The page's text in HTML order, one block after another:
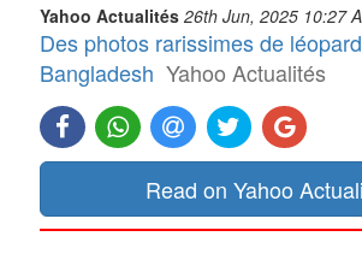
Yahoo Actualités 26th Jun, 2025 10:27
Des photos rarissimes de
Bangladesh Yahoo Actualités
Read on Yahoo